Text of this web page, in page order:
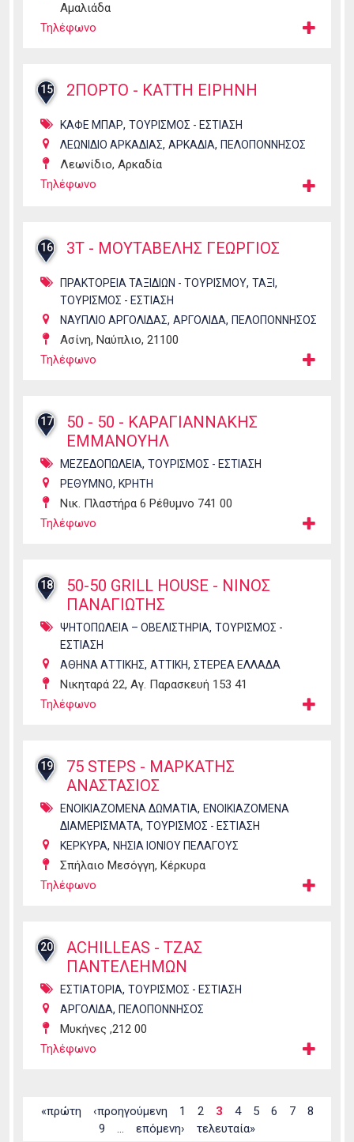
Αμαλιάδα
Τηλέφωνο
15 2ΠΟΡΤΟ - ΚΑΤΤΗ ΕΙΡΗΝΗ
ΚΑΦΕ ΜΠΑΡ, ΤΟΥΡΙΣΜΟΣ - ΕΣΤΙΑΣΗ
ΛΕΩΝΙΔΙΟ ΑΡΚΑΔΙΑΣ, ΑΡΚΑΔΙΑ, ΠΕΛΟΠΟΝΝΗΣΟΣ
Λεωνίδιο, Αρκαδία
Τηλέφωνο
16 3Τ - ΜΟΥΤΑΒΕΛΗΣ ΓΕΩΡΓΙΟΣ
ΠΡΑΚΤΟΡΕΙΑ ΤΑΞΙΔΙΩΝ - ΤΟΥΡΙΣΜΟΥ, ΤΑΞΙ ,
ΤΟΥΡΙΣΜΟΣ - ΕΣΤΙΑΣΗ
ΝΑΥΠΛΙΟ ΑΡΓΟΛΙΔΑΣ, ΑΡΓΟΛΙΔΑ, ΠΕΛΟΠΟΝΝΗΣΟΣ
Ασίνη, Ναύπλιο, 21100
Τηλέφωνο
17
50 - 50 - ΚΑΡΑΓΙΑΝΝΑΚΗΣ
ΕΜΜΑΝΟΥΗΛ
ΜΕΖΕΔΟΠΩΛΕΙΑ, ΤΟΥΡΙΣΜΟΣ - ΕΣΤΙΑΣΗ
ΡΕΘΥΜΝΟ, ΚΡΗΤΗ
Νικ. Πλαστήρα 6 Ρέθυμνο 741 00
Τηλέφωνο
18
50-50 GRILL HOUSE - ΝΙΝΟΣ
ΠΑΝΑΓΙΩΤΗΣ
ΨΗΤΟΠΩΛΕΙΑ – ΟΒΕΛΙΣΤΗΡΙΑ, ΤΟΥΡΙΣΜΟΣ -
ΕΣΤΙΑΣΗ
ΑΘΗΝΑ ΑΤΤΙΚΗΣ, ΑΤΤΙΚΗ, ΣΤΕΡΕΑ ΕΛΛΑΔΑ
Νικηταρά 22, Αγ. Παρασκευή 153 41
Τηλέφωνο
19
75 STEPS - ΜΑΡΚΑΤΗΣ
ΑΝΑΣΤΑΣΙΟΣ
ΕΝΟΙΚΙΑΖΟΜΕΝΑ ΔΩΜΑΤΙΑ, ΕΝΟΙΚΙΑΖΟΜΕΝΑ
ΔΙΑΜΕΡΙΣΜΑΤΑ, ΤΟΥΡΙΣΜΟΣ - ΕΣΤΙΑΣΗ
ΚΕΡΚΥΡΑ, ΝΗΣΙΑ ΙΟΝΙΟΥ ΠΕΛΑΓΟΥΣ
Σπήλαιο Μεσόγγη, Κέρκυρα
Τηλέφωνο
20
ACHILLEAS - ΤΖΑΣ
ΠΑΝΤΕΛΕΗΜΩΝ
ΕΣΤΙΑΤΟΡΙΑ, ΤΟΥΡΙΣΜΟΣ - ΕΣΤΙΑΣΗ
ΑΡΓΟΛΙΔΑ, ΠΕΛΟΠΟΝΝΗΣΟΣ
Μυκήνες ,212 00
Τηλέφωνο
«πρώτη ‹προηγούμενη 1 2 3 4 5 6 7
8
9
επόμενη› τελευταία»